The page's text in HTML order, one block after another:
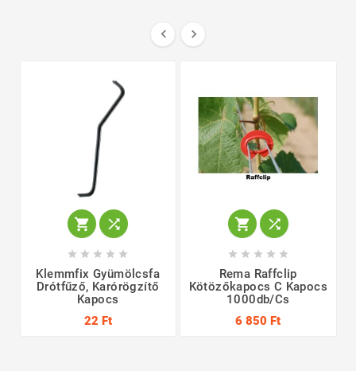
 
 
    
Klemmfix Gyümölcsfa
Drótfűző, Karórögzítő
Kapocs
22 Ft
 
    
Rema Raffclip
Kötözőkapocs C Kapocs
1000db/cs
6 850 Ft